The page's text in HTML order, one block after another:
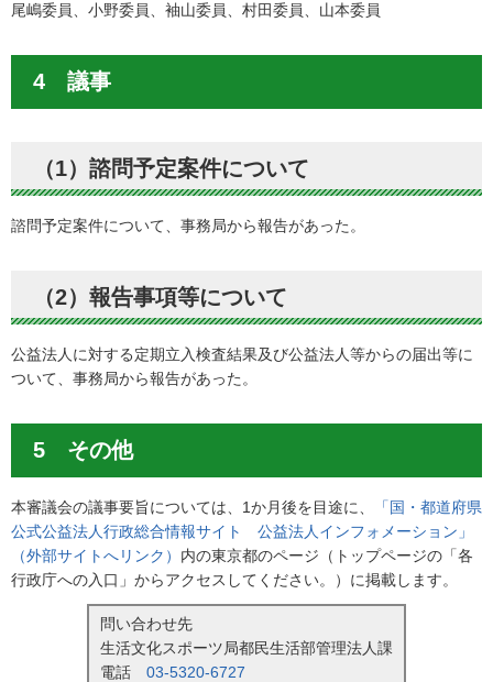
尾嶋委員、小野委員、袖山委員、村田委員、山本委員
4 議事
（1）諮問予定案件について
諮問予定案件について、事務局から報告があった。
（2）報告事項等について
公益法人に対する定期立入検査結果及び公益法人等からの届出等に
ついて、事務局から報告があった。
5 その他
本審議会の議事要旨については、1か月後を目途に、
「国・都道府県
公式公益法人行政総合情報サイト 公益法人インフォメーション」
（外部サイトへリンク） 内の東京都のページ（トップページの「各
行政庁への入口」からアクセスしてください。）に掲載します。
問い合わせ先
生活文化スポーツ局都民生活部管理法人課
電話 03-5320-6727